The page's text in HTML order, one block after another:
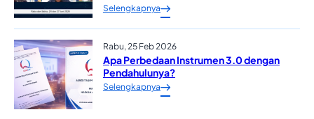
Selengkapnya
Rabu, 25 Feb 2026
Apa Perbedaan Instrumen 3.0 dengan
Pendahulunya?
Selengkapnya